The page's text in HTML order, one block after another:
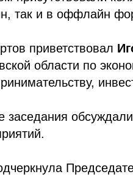
так и в оффлайн
приветствовал
области по
заседания